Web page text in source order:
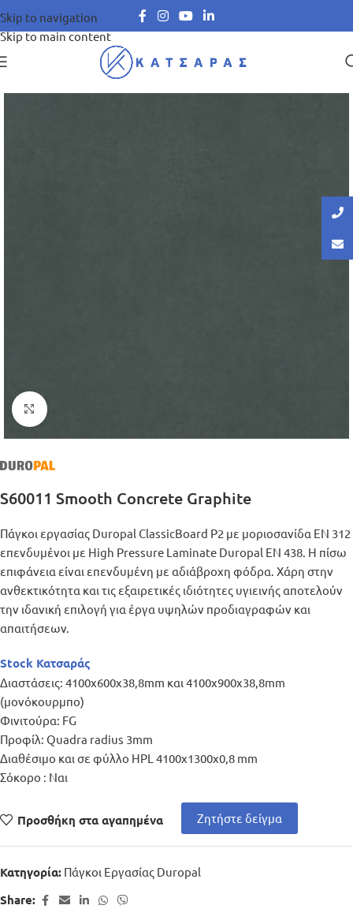
Skip to navigation
Skip to main content
Μεγέθυνση
S60011 Smooth Concrete Graphite
Πάγκοι εργασίας Duropal ClassicBoard P2 με μοριοσανίδα ΕΝ 312
επενδυμένοι με High Pressure Laminate Duropal EN 438. Η πίσω
επιφάνεια είναι επενδυμένη με αδιάβροχη φόδρα. Χάρη στην
ανθεκτικότητα και τις εξαιρετικές ιδιότητες υγιεινής αποτελούν
την ιδανική επιλογή για έργα υψηλών προδιαγραφών και
απαιτήσεων.
Stock Κατσαράς
Διαστάσεις: 4100x600x38,8mm και 4100x900x38,8mm
(μονόκουρμπο)
Φινιτούρα: FG
Προφίλ: Quadra radius 3mm
Διαθέσιμο και σε φύλλο HPL 4100x1300x0,8 mm
Σόκορο : Ναι
Προσθήκη στα αγαπημένα Ζητήστε δείγμα
Κατηγορία: Πάγκοι Εργασίας Duropal
Share: